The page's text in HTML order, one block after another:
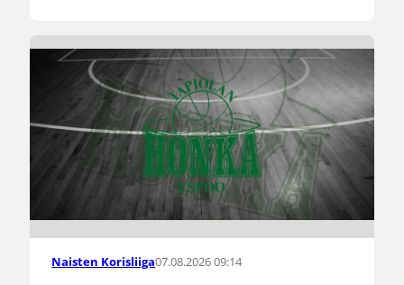
Naisten Korisliiga07.08.2026 09:14